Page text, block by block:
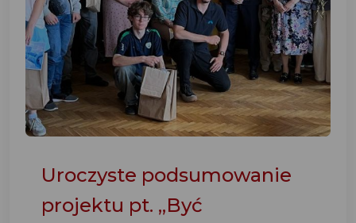
Uroczyste podsumowanie
projektu pt. „Być